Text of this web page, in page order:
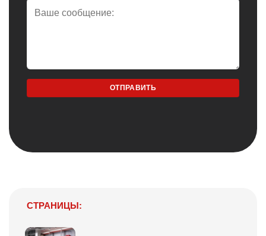
СТРАНИЦЫ: